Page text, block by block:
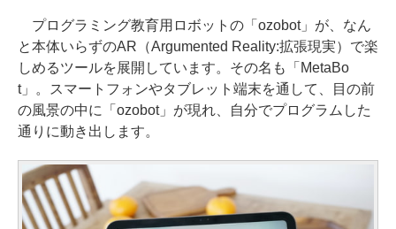
プログラミング教育用ロボットの「ozobot」が、なん
と本体いらずのAR（Argumented Reality:拡張現実）で楽
しめるツールを展開しています。その名も「MetaBo
t」。スマートフォンやタブレット端末を通して、目の前
の風景の中に「ozobot」が現れ、自分でプログラムした
通りに動き出します。